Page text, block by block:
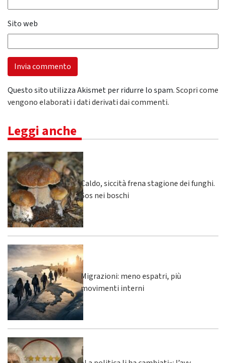
Sito web
Questo sito utilizza Akismet per ridurre lo spam.Scopri come
vengono elaborati i dati derivati dai commenti.
Leggi anche
Caldo, siccità frena stagione dei funghi.
Sos nei boschi
Migrazioni: meno espatri, più
movimenti interni